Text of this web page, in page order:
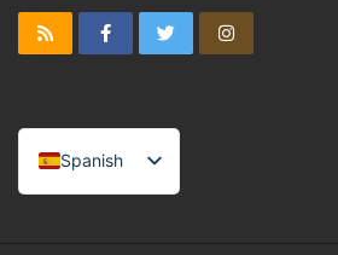
Spanish
English